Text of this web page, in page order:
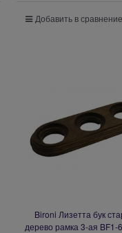
Добавить в сравнение
Bironi Лизетта бук
дерево рамка 3-ая BF1-